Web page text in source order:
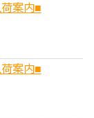
案内■
案内■